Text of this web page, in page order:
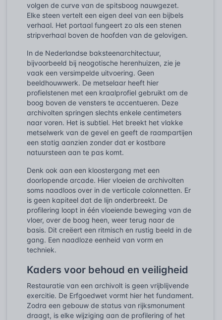
volgen de curve van de spitsboog nauwgezet.
Elke steen vertelt een eigen deel van een bijbels
verhaal. Het portaal fungeert zo als een stenen
stripverhaal boven de hoofden van de gelovigen.
In de Nederlandse baksteenarchitectuur,
bijvoorbeeld bij neogotische herenhuizen, zie je
vaak een versimpelde uitvoering. Geen
beeldhouwwerk. De metselaar heeft hier
profielstenen met een kraalprofiel gebruikt om de
boog boven de vensters te accentueren. Deze
archivolten springen slechts enkele centimeters
naar voren. Het is subtiel. Het breekt het vlakke
metselwerk van de gevel en geeft de raampartijen
een statig aanzien zonder dat er kostbare
natuursteen aan te pas komt.
Denk ook aan een kloostergang met een
doorlopende arcade. Hier vloeien de archivolten
soms naadloos over in de verticale colonnetten. Er
is geen kapiteel dat de lijn onderbreekt. De
profilering loopt in één vloeiende beweging van de
vloer, over de boog heen, weer terug naar de
basis. Dit creëert een ritmisch en rustig beeld in de
gang. Een naadloze eenheid van vorm en
techniek.
Kaders voor behoud en veiligheid
Restauratie van een archivolt is geen vrijblijvende
exercitie. De Erfgoedwet vormt hier het fundament.
Zodra een gebouw de status van rijksmonument
draagt, is elke wijziging aan de profilering of het